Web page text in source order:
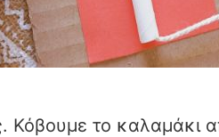
Κόβουμε το καλαμάκι